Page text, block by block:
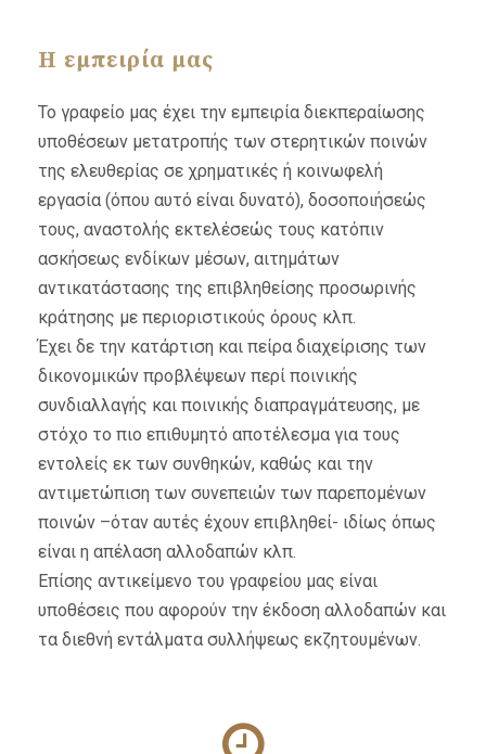
Η εμπειρία μας
Το γραφείο μας έχει την εμπειρία διεκπεραίωσης
υποθέσεων μετατροπής των στερητικών ποινών
της ελευθερίας σε χρηματικές ή κοινωφελή
εργασία (όπου αυτό είναι δυνατό), δοσοποιήσεώς
τους, αναστολής εκτελέσεώς τους κατόπιν
ασκήσεως ενδίκων μέσων, αιτημάτων
αντικατάστασης της επιβληθείσης προσωρινής
κράτησης με περιοριστικούς όρους κλπ.
Έχει δε την κατάρτιση και πείρα διαχείρισης των
δικονομικών προβλέψεων περί ποινικής
συνδιαλλαγής και ποινικής διαπραγμάτευσης, με
στόχο το πιο επιθυμητό αποτέλεσμα για τους
εντολείς εκ των συνθηκών, καθώς και την
αντιμετώπιση των συνεπειών των παρεπομένων
ποινών –όταν αυτές έχουν επιβληθεί- ιδίως όπως
είναι η απέλαση αλλοδαπών κλπ.
Επίσης αντικείμενο του γραφείου μας είναι
υποθέσεις που αφορούν την έκδοση αλλοδαπών και
τα διεθνή εντάλματα συλλήψεως εκζητουμένων.